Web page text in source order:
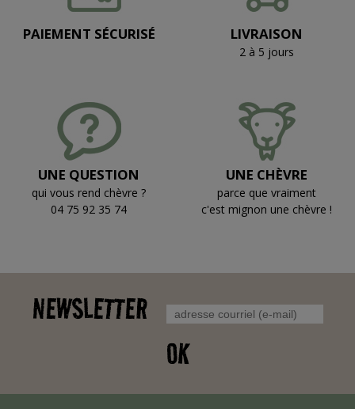
PAIEMENT SÉCURISÉ LIVRAISON
2 à 5 jours
UNE QUESTION
qui vous rend chèvre ?
04 75 92 35 74
UNE CHÈVRE
parce que vraiment
c'est mignon une chèvre !
NEWSLETTER
OK